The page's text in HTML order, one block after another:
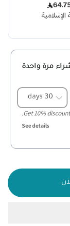
مرة واحدة
Get 10%
See details